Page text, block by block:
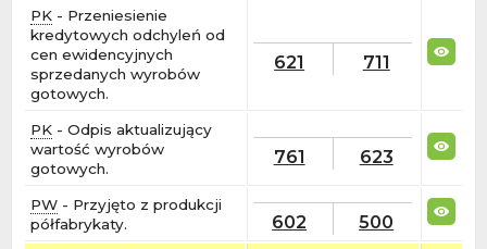
PK - Przeniesienie
kredytowych odchyleń od
cen ewidencyjnych
sprzedanych wyrobów
gotowych.
621 711
PK - Odpis aktualizujący
wartość wyrobów
gotowych.
761 623
PW - Przyjęto z produkcji
półfabrykaty.
602 500